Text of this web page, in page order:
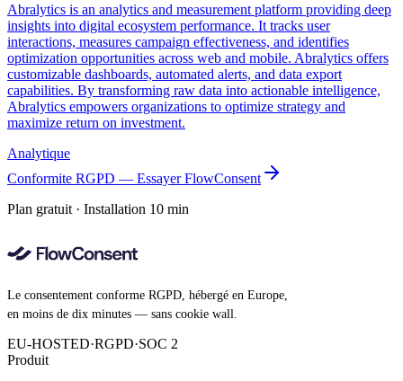
Abralytics is an analytics and measurement platform providing deep
insights into digital ecosystem performance. It tracks user
interactions, measures campaign effectiveness, and identifies
optimization opportunities across web and mobile. Abralytics offers
customizable dashboards, automated alerts, and data export
capabilities. By transforming raw data into actionable intelligence,
Abralytics empowers organizations to optimize strategy and
maximize return on investment.
Analytique
Conformite RGPD — Essayer FlowConsent
Plan gratuit · Installation 10 min
Le consentement conforme RGPD, hébergé en Europe,
en moins de dix minutes — sans cookie wall.
EU-HOSTED·RGPD·SOC 2
Produit